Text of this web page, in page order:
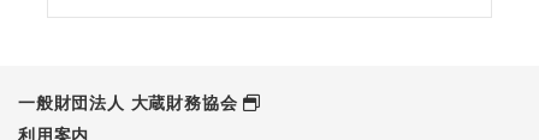
一般財団法人 大蔵財務協会
利用案内